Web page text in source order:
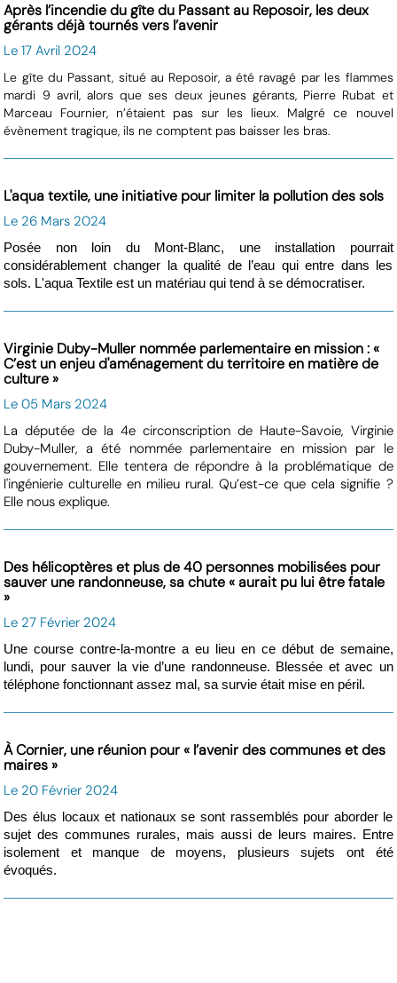
Après l’incendie du gîte du Passant au Reposoir, les deux
gérants déjà tournés vers l’avenir
Le 17 Avril 2024
Le gîte du Passant, situé au Reposoir, a été ravagé par les flammes
mardi 9 avril, alors que ses deux jeunes gérants, Pierre Rubat et
Marceau Fournier, n’étaient pas sur les lieux. Malgré ce nouvel
évènement tragique, ils ne comptent pas baisser les bras.
L'aqua textile, une initiative pour limiter la pollution des sols
Le 26 Mars 2024
Posée non loin du Mont-Blanc, une installation pourrait
considérablement changer la qualité de l’eau qui entre dans les
sols. L'aqua Textile est un matériau qui tend à se démocratiser.
Virginie Duby-Muller nommée parlementaire en mission : «
C’est un enjeu d'aménagement du territoire en matière de
culture »
Le 05 Mars 2024
La députée de la 4e circonscription de Haute-Savoie, Virginie
Duby-Muller, a été nommée parlementaire en mission par le
gouvernement. Elle tentera de répondre à la problématique de
l'ingénierie culturelle en milieu rural. Qu’est-ce que cela signifie ?
Elle nous explique.
Des hélicoptères et plus de 40 personnes mobilisées pour
sauver une randonneuse, sa chute « aurait pu lui être fatale
»
Le 27 Février 2024
Une course contre-la-montre a eu lieu en ce début de semaine,
lundi, pour sauver la vie d’une randonneuse. Blessée et avec un
téléphone fonctionnant assez mal, sa survie était mise en péril.
À Cornier, une réunion pour « l’avenir des communes et des
maires »
Le 20 Février 2024
Des élus locaux et nationaux se sont rassemblés pour aborder le
sujet des communes rurales, mais aussi de leurs maires. Entre
isolement et manque de moyens, plusieurs sujets ont été
évoqués.